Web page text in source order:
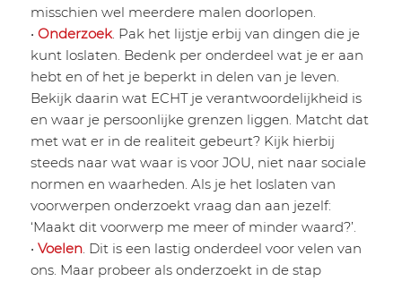
misschien wel meerdere malen doorlopen.
• Onderzoek. Pak het lijstje erbij van dingen die je
kunt loslaten. Bedenk per onderdeel wat je er aan
hebt en of het je beperkt in delen van je leven.
Bekijk daarin wat ECHT je verantwoordelijkheid is
en waar je persoonlijke grenzen liggen. Matcht dat
met wat er in de realiteit gebeurt? Kijk hierbij
steeds naar wat waar is voor JOU, niet naar sociale
normen en waarheden. Als je het loslaten van
voorwerpen onderzoekt vraag dan aan jezelf:
‘Maakt dit voorwerp me meer of minder waard?’.
• Voelen. Dit is een lastig onderdeel voor velen van
ons. Maar probeer als onderzoekt in de stap